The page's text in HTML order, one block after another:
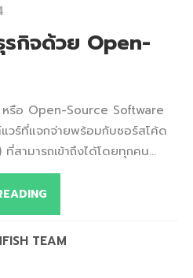
กิจด้วย Open-
รือ Open-Source Software
วร์ที่แจกจ่ายพร้อมกับซอร์สโค้ด
สามารถเข้าถึงได้โดยทุกคน...
TEAM